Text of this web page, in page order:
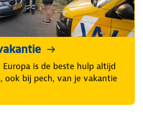
is de beste hulp altijd
ook bij pech, van je vakantie